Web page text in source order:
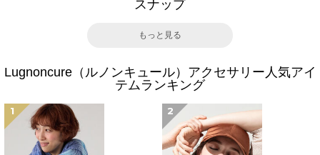
スナップ
もっと見る
Lugnoncure（ルノンキュール）アクセサリー人気アイ
テムランキング
1 2